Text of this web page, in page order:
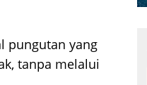
pungutan yang
tanpa melalui